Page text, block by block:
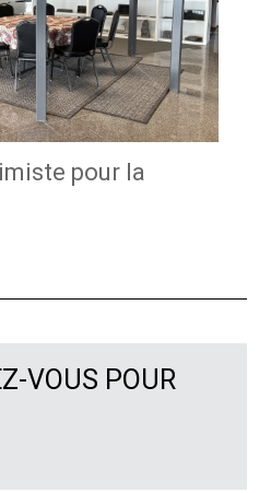
pour la
VOUS POUR